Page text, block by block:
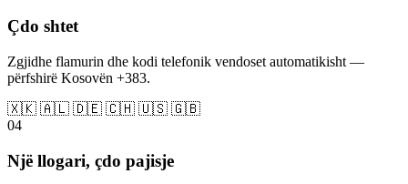
Çdo shtet
Zgjidhe flamurin dhe kodi telefonik vendoset automatikisht —
përfshirë Kosovën +383.
🇽🇰 🇦🇱 🇩🇪 🇨🇭 🇺🇸 🇬🇧
04
Një llogari, çdo pajisje